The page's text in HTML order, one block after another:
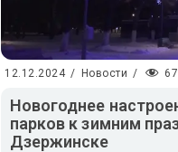
12.12.2024 / Новости /
Новогоднее
парков к зимним
Дзержинске